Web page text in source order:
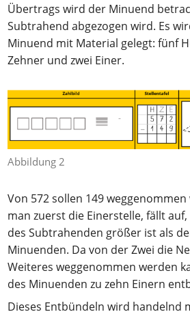
Übertrags wird der Minuend
Subtrahend abgezogen wird. Es
Minuend mit Material gelegt: fünf
Zehner und zwei Einer.
Abbildung 2
Von 572 sollen 149
man zuerst die Einerstelle, fällt
des Subtrahenden größer ist als
Minuenden. Da von der Zwei die
Weiteres weggenommen werden
des Minuenden zu zehn Einern
Dieses Entbündeln wird handelnd